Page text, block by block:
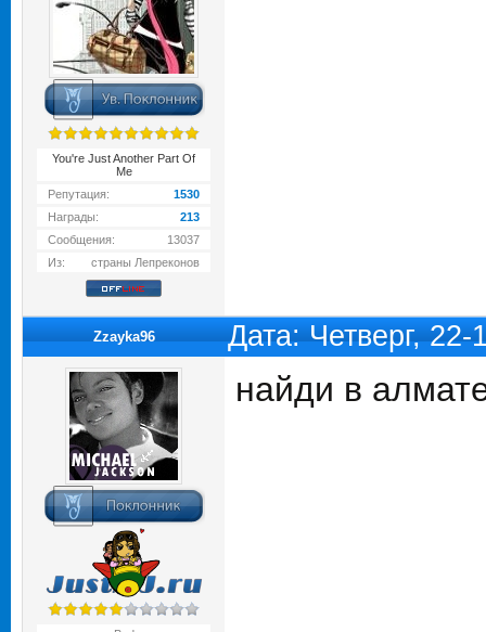
You're Just Another Part Of
Me
Репутация:
1530
Награды:
213
Сообщения:
13037
Из:
страны Лепреконов
Zzayka96 Дата: Четверг,
найди в